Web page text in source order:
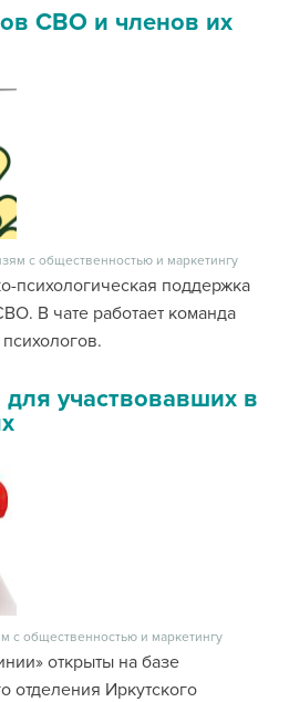
СВО и членов их
с общественностью и маркетингу
психологическая поддержка
В чате работает команда
участвовавших в
с общественностью и маркетингу
открыты на базе
отделения Иркутского